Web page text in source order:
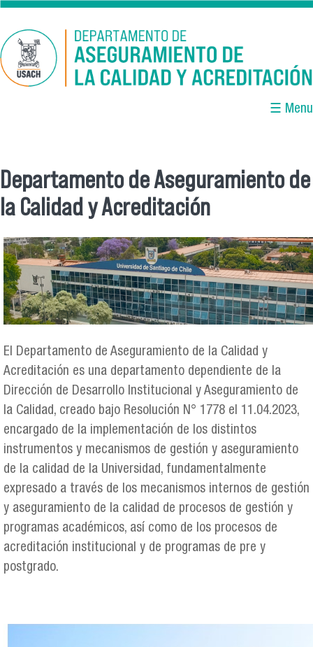
Pasar al contenido principal
☰ Menu
Se encuentra usted aquí
Departamento de Aseguramiento de
la Calidad y Acreditación
El Departamento de Aseguramiento de la Calidad y
Acreditación es una departamento dependiente de la
Dirección de Desarrollo Institucional y Aseguramiento de
la Calidad, creado bajo Resolución N° 1778 el 11.04.2023,
encargado de la implementación de los distintos
instrumentos y mecanismos de gestión y aseguramiento
de la calidad de la Universidad, fundamentalmente
expresado a través de los mecanismos internos de gestión
y aseguramiento de la calidad de procesos de gestión y
programas académicos, así como de los procesos de
acreditación institucional y de programas de pre y
postgrado.